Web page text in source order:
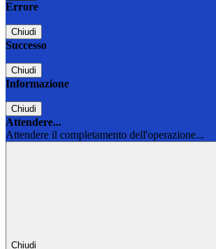
Errore
Chiudi
Successo
Chiudi
Informazione
Chiudi
Attendere...
Attendere il completamento dell'operazione...
Chiudi